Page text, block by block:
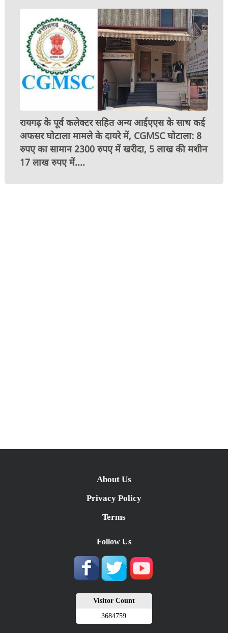
रायगढ़ के पूर्व कलेक्टर सहित अन्य आईएएस के साथ कई
अफसर घोटाला मामले के दायरे में, CGMSC घोटाला: 8
रुपए का सामान 2300 रुपए में खरीदा, 5 लाख की मशीन
17 लाख रुपए में....
About Us
Privacy Policy
Terms
Follow Us
Visitor Count
3684759